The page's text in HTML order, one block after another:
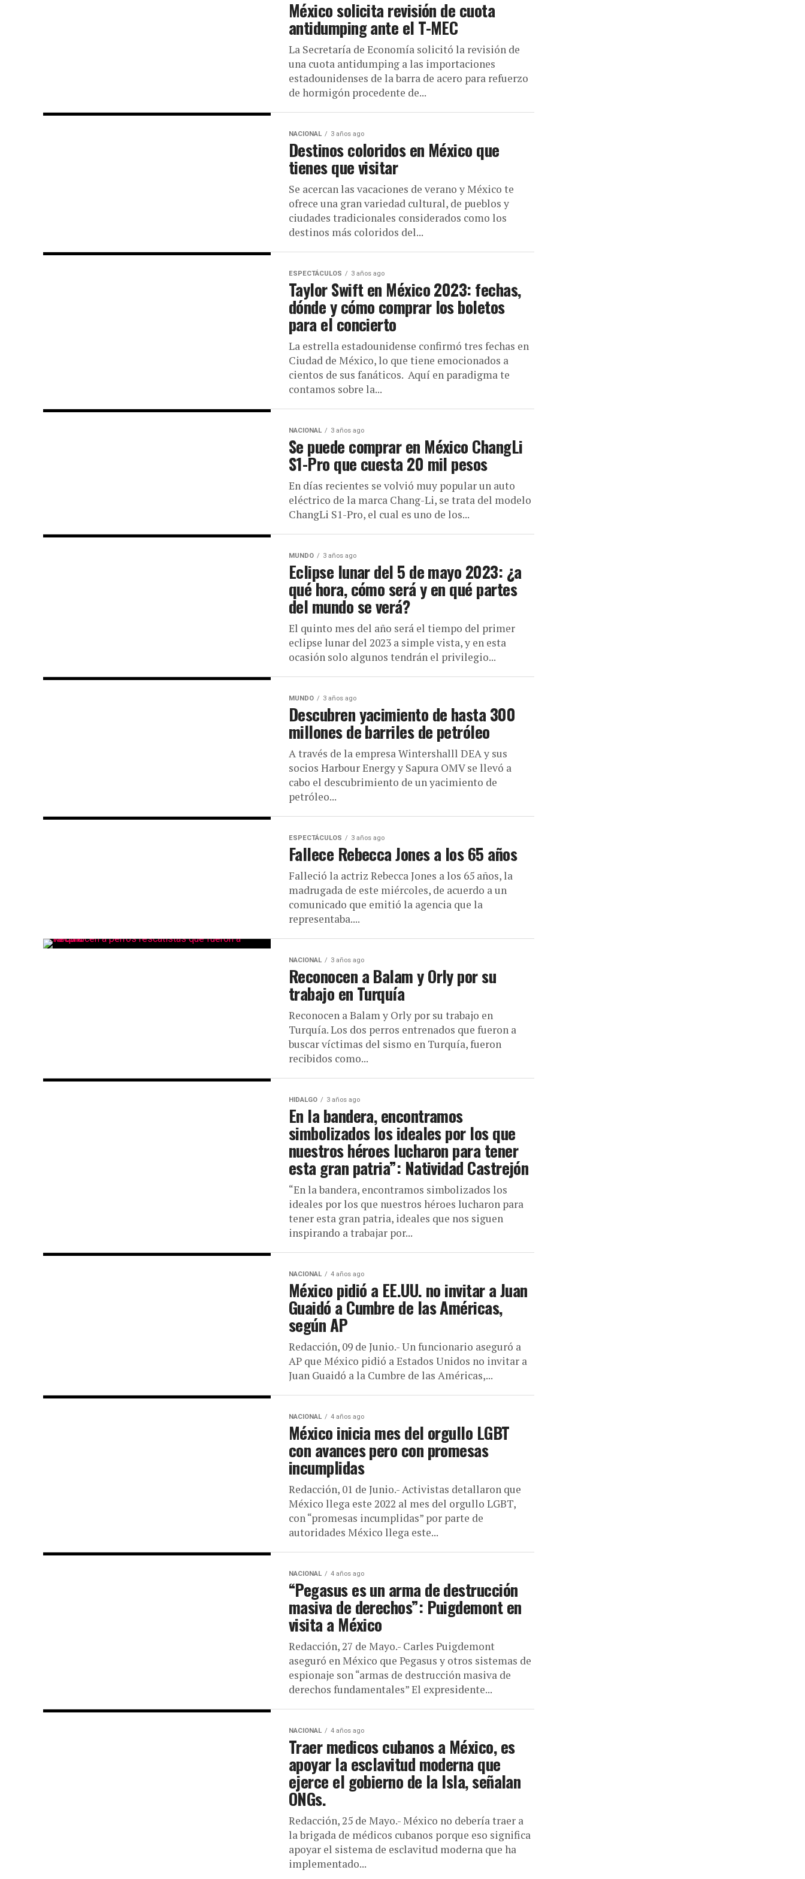
México solicita revisión de cuota
antidumping ante el T-MEC
La Secretaría de Economía solicitó la revisión de
una cuota antidumping a las importaciones
estadounidenses de la barra de acero para refuerzo
de hormigón procedente de...
NACIONAL 3 años ago
Destinos coloridos en México que
tienes que visitar
Se acercan las vacaciones de verano y México te
ofrece una gran variedad cultural, de pueblos y
ciudades tradicionales considerados como los
destinos más coloridos del...
ESPECTÁCULOS 3 años ago
Taylor Swift en México 2023: fechas,
dónde y cómo comprar los boletos
para el concierto
La estrella estadounidense confirmó tres fechas en
Ciudad de México, lo que tiene emocionados a
cientos de sus fanáticos. Aquí en paradigma te
contamos sobre la...
NACIONAL 3 años ago
Se puede comprar en México ChangLi
S1-Pro que cuesta 20 mil pesos
En días recientes se volvió muy popular un auto
eléctrico de la marca Chang-Li, se trata del modelo
ChangLi S1-Pro, el cual es uno de los...
MUNDO 3 años ago
Eclipse lunar del 5 de mayo 2023: ¿a
qué hora, cómo será y en qué partes
del mundo se verá?
El quinto mes del año será el tiempo del primer
eclipse lunar del 2023 a simple vista, y en esta
ocasión solo algunos tendrán el privilegio...
MUNDO 3 años ago
Descubren yacimiento de hasta 300
millones de barriles de petróleo
A través de la empresa Wintershalll DEA y sus
socios Harbour Energy y Sapura OMV se llevó a
cabo el descubrimiento de un yacimiento de
petróleo...
ESPECTÁCULOS 3 años ago
Fallece Rebecca Jones a los 65 años
Falleció la actriz Rebecca Jones a los 65 años, la
madrugada de este miércoles, de acuerdo a un
comunicado que emitió la agencia que la
representaba....
NACIONAL 3 años ago
Reconocen a Balam y Orly por su
trabajo en Turquía
Reconocen a Balam y Orly por su trabajo en
Turquía. Los dos perros entrenados que fueron a
buscar víctimas del sismo en Turquía, fueron
recibidos como...
HIDALGO 3 años ago
En la bandera, encontramos
simbolizados los ideales por los que
nuestros héroes lucharon para tener
esta gran patria”: Natividad Castrejón
“En la bandera, encontramos simbolizados los
ideales por los que nuestros héroes lucharon para
tener esta gran patria, ideales que nos siguen
inspirando a trabajar por...
NACIONAL 4 años ago
México pidió a EE.UU. no invitar a Juan
Guaidó a Cumbre de las Américas,
según AP
Redacción, 09 de Junio.- Un funcionario aseguró a
AP que México pidió a Estados Unidos no invitar a
Juan Guaidó a la Cumbre de las Américas,...
NACIONAL 4 años ago
México inicia mes del orgullo LGBT
con avances pero con promesas
incumplidas
Redacción, 01 de Junio.- Activistas detallaron que
México llega este 2022 al mes del orgullo LGBT,
con “promesas incumplidas” por parte de
autoridades México llega este...
NACIONAL 4 años ago
“Pegasus es un arma de destrucción
masiva de derechos”: Puigdemont en
visita a México
Redacción, 27 de Mayo.- Carles Puigdemont
aseguró en México que Pegasus y otros sistemas de
espionaje son “armas de destrucción masiva de
derechos fundamentales” El expresidente...
NACIONAL 4 años ago
Traer medicos cubanos a México, es
apoyar la esclavitud moderna que
ejerce el gobierno de la Isla, señalan
ONGs.
Redacción, 25 de Mayo.- México no debería traer a
la brigada de médicos cubanos porque eso significa
apoyar el sistema de esclavitud moderna que ha
implementado...